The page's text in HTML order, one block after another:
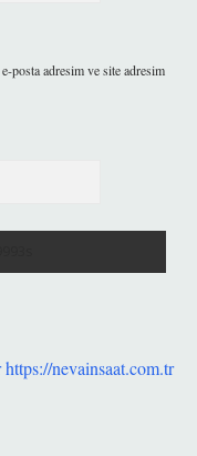
posta adresim ve site adresim
https://nevainsaat.com.tr